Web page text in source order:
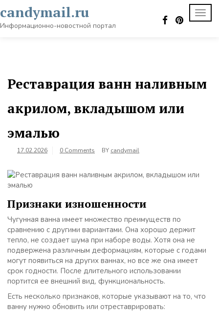
to
content
candymail.ru
Информационно-новостной портал
Реставрация ванн наливным
акрилом, вкладышом или
эмалью
17.02.2026 0 Comments BY candymail
Признаки изношенности
Чугунная ванна имеет множество преимуществ по
сравнению с другими вариантами. Она хорошо держит
тепло, не создает шума при наборе воды. Хотя она не
подвержена различным деформациям, которые с годами
могут появиться на других ваннах, но все же она имеет
срок годности. После длительного использовании
портится ее внешний вид, функциональность.
Есть несколько признаков, которые указывают на то, что
ванну нужно обновить или отреставрировать: